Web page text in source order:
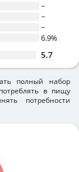
~
~
~
6.9%
5.7
полный набор
в пищу
потребности